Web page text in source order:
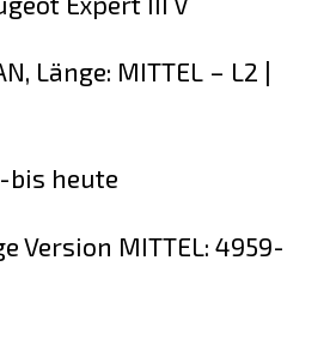
Länge: MITTEL – L2 |
bis heute
Version MITTEL: 4959-